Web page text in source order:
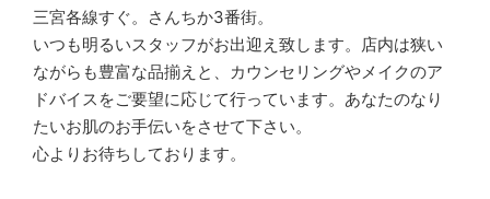
三宮各線すぐ。さんちか3番街。
いつも明るいスタッフがお出迎え致します。店内は狭い
ながらも豊富な品揃えと、カウンセリングやメイクのア
ドバイスをご要望に応じて行っています。あなたのなり
たいお肌のお手伝いをさせて下さい。
心よりお待ちしております。